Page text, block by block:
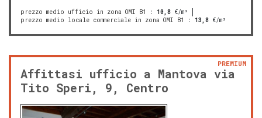
prezzo medio ufficio in zona OMI B1 : 10,8 €/m²
prezzo medio locale commerciale in zona OMI B1
: 13,8 €/m²
Affittasi ufficio a Mantova via
Tito Speri, 9, Centro
PREMIUM